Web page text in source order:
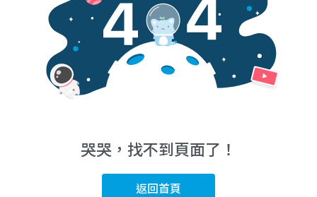
哭哭，找不到頁面了！
返回首頁